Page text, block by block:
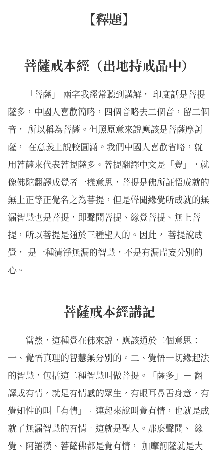
【釋題】
菩薩戒本經（出地持戒品中）
「菩薩」 兩字我經常聽到講解， 印度話是菩提
薩多，中國人喜歡簡略，四個音略去二個音，留二個
音， 所以稱為菩薩。但照原意來說應該是菩薩摩訶
薩， 在意義上說較圓滿。我們中國人喜歡省略，就
用菩薩來代表菩提薩多。菩提翻譯中文是「覺」，就
像佛陀翻譯成覺者一樣意思，菩提是佛所証悟成就的
無上正等正覺名之為菩提，但是聲聞緣覺所成就的無
漏智慧也是菩提，即聲聞菩提、緣覺菩提、無上菩
提，所以菩提是通於三種聖人的。因此， 菩提說成
覺， 是一種清淨無漏的智慧，不是有漏虛妄分別的
心。
菩薩戒本經講記
當然，這種覺在佛來說，應該通於二個意思：
一、覺悟真理的智慧無分別的。二、覺悟一切緣起法
的智慧，包括這二種智慧叫做菩提。「薩多」－ 翻
譯成有情，就是有情感的眾生，有眼耳鼻舌身意，有
覺知性的叫「有情」，連起來說叫覺有情，也就是成
就了無漏智慧的有情，這就是聖人。那麼聲聞、 緣
覺、阿羅漢、菩薩佛都是覺有情， 加摩訶薩就是大